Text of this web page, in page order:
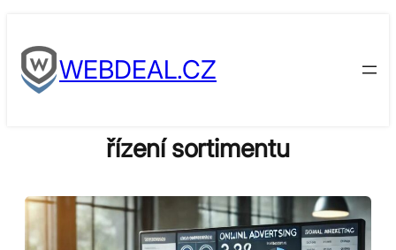
to
contentWEBDEAL.CZ
řízení sortimentu